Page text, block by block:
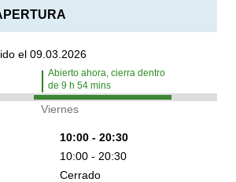
el 09.03.2026
Abierto ahora, cierra dentro
de 9 h 54mins
Viernes
10:00 - 20:30
10:00 - 20:30
Cerrado